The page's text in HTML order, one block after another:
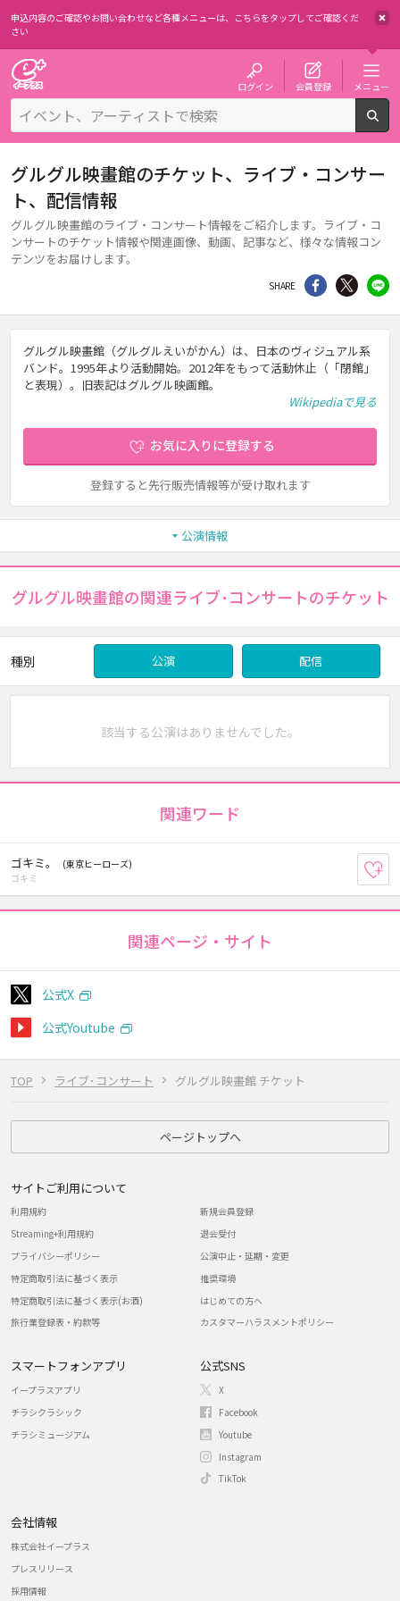
申込内容のご確認やお問い合わせなど各種メニューは、 こちらをタップしてご確認くだ
さい
ログイン 会員登録 メニュー
TOP ライブ･コンサート グルグル映畫館 チケット
グルグル映畫館のチケット、ライブ・コンサー
ト、配信情報
グルグル映畫館のライブ・コンサート情報をご紹介します。ライブ・コ
ンサートのチケット情報や関連画像、動画、記事など、様々な情報コン
テンツをお届けします。
SHARE シェア Twitter
グルグル映畫館（グルグルえいがかん）は、日本のヴィジュアル系
バンド。1995年より活動開始。2012年をもって活動休止（「閉館」
と表現）。旧表記はグルグル映画館。
Wikipediaで見る
お気に入りに登録する
登録すると先行販売情報等が受け取れます
公演情報
グルグル映畫館の関連ライブ･コンサートのチケット
種別 公演 配信
該当する公演はありませんでした。
関連ワード
ゴキミ。
(東京ヒーローズ)
ゴキミ
関連ページ・サイト
公式X
公式Youtube
ページトップへ
サイトご利用について
利用規約
Streaming+利用規約
プライバシーポリシー
特定商取引法に基づく表示
特定商取引法に基づく表示(お酒)
旅行業登録表・約款等
新規会員登録
退会受付
公演中止・延期・変更
推奨環境
はじめての方へ
カスタマーハラスメントポリシー
スマートフォンアプリ
イープラスアプリ
チラシクラシック
チラシミュージアム
公式SNS
X
Facebook
Youtube
Instagram
TikTok
会社情報
株式会社イープラス
プレスリリース
採用情報